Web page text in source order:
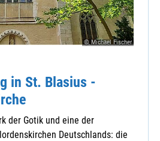
© Michael Fischer
in St. Blasius -
der Gotik und eine der
Deutschlands: die